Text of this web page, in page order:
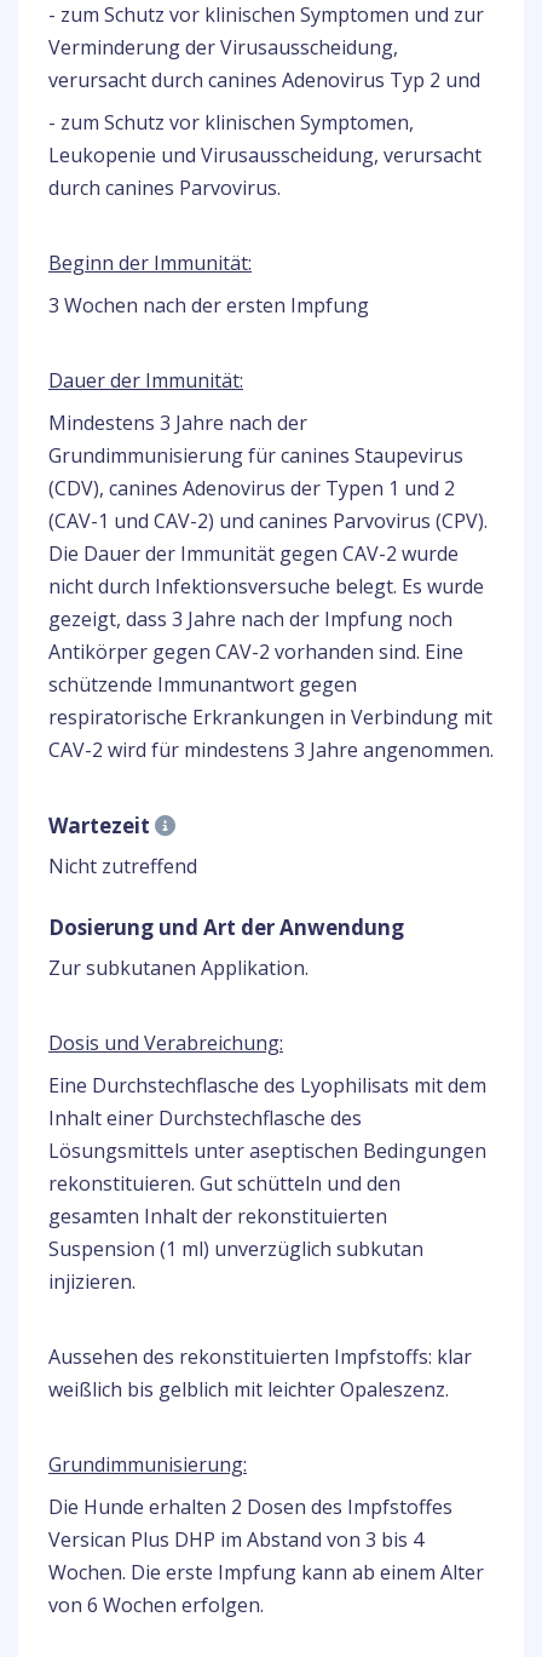
- zum Schutz vor klinischen Symptomen und zur
Verminderung der Virusausscheidung,
verursacht durch canines Adenovirus Typ 2 und
- zum Schutz vor klinischen Symptomen,
Leukopenie und Virusausscheidung, verursacht
durch canines Parvovirus.
Beginn der Immunität:
3 Wochen nach der ersten Impfung
Dauer der Immunität:
Mindestens 3 Jahre nach der
Grundimmunisierung für canines Staupevirus
(CDV), canines Adenovirus der Typen 1 und 2
(CAV-1 und CAV-2) und canines Parvovirus (CPV).
Die Dauer der Immunität gegen CAV-2 wurde
nicht durch Infektionsversuche belegt. Es wurde
gezeigt, dass 3 Jahre nach der Impfung noch
Antikörper gegen CAV-2 vorhanden sind. Eine
schützende Immunantwort gegen
respiratorische Erkrankungen in Verbindung mit
CAV-2 wird für mindestens 3 Jahre angenommen.
Wartezeit
Nicht zutreffend
Dosierung und Art der Anwendung
Zur subkutanen Applikation.
Dosis und Verabreichung:
Eine Durchstechflasche des Lyophilisats mit dem
Inhalt einer Durchstechflasche des
Lösungsmittels unter aseptischen Bedingungen
rekonstituieren. Gut schütteln und den
gesamten Inhalt der rekonstituierten
Suspension (1 ml) unverzüglich subkutan
injizieren.
Aussehen des rekonstituierten Impfstoffs: klar
weißlich bis gelblich mit leichter Opaleszenz.
Grundimmunisierung:
Die Hunde erhalten 2 Dosen des Impfstoffes
Versican Plus DHP im Abstand von 3 bis 4
Wochen. Die erste Impfung kann ab einem Alter
von 6 Wochen erfolgen.